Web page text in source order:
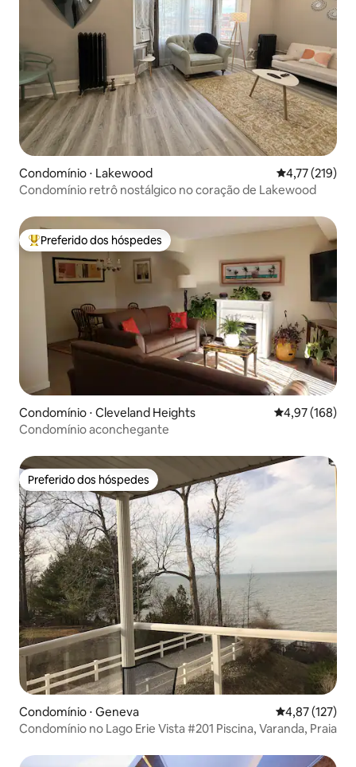
Condomínio ⋅ Lakewood 4,77 de uma
4,77 (219)
Condomínio retrô nostálgico no coração de Lakewood
Entre os melhores preferidos dos hóspedes
Preferido dos hóspedes
Condomínio ⋅ Cleveland Heights 4,97 de uma
4,97 (168)
Condomínio aconchegante
Preferido dos hóspedes
Preferido dos hóspedes
Condomínio ⋅ Geneva 4,87 de uma
4,87 (127)
Condomínio no Lago Erie Vista #201 Piscina, Varanda, Praia